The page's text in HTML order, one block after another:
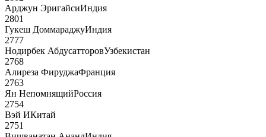
Арджун ЭригайсиИндия
2801
Гукеш ДоммараджуИндия
2777
Нодирбек АбдусатторовУзбекистан
2768
Алиреза ФируджаФранция
2763
Ян НепомнящийРоссия
2754
Вэй ИКитай
2751